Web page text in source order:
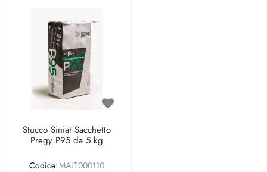
Stucco Siniat Sacchetto
Pregy P95 da 5 kg
Codice:MALT000110